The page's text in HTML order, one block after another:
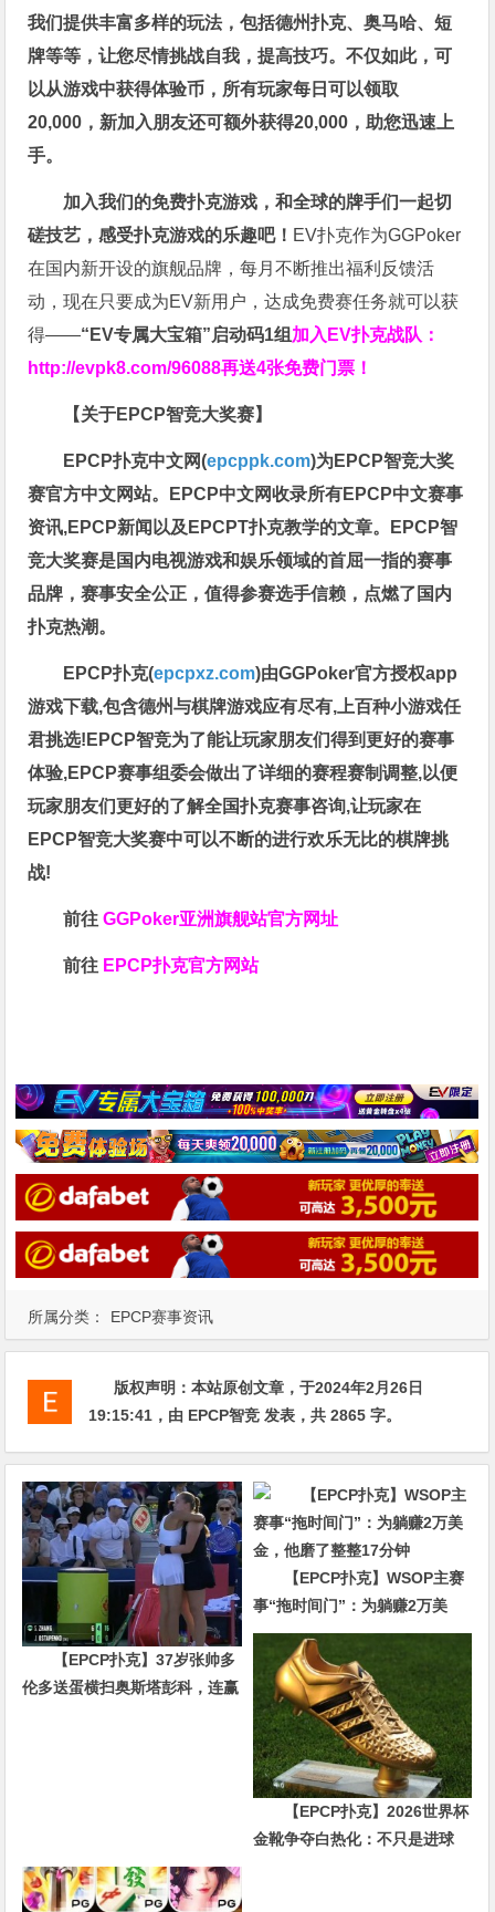
所属分类： EPCP赛事资讯
我们提供丰富多样的玩法，包括德州扑克、奥马哈、短
牌等等，让您尽情挑战自我，提高技巧。不仅如此，可
以从游戏中获得体验币，所有玩家每日可以领取
20,000，新加入朋友还可额外获得20,000，助您迅速上
手。
加入我们的免费扑克游戏，和全球的牌手们一起切
磋技艺，感受扑克游戏的乐趣吧！ EV扑克作为GGPoker
在国内新开设的旗舰品牌，每月不断推出福利反馈活
动，现在只要成为EV新用户，达成免费赛任务就可以获
得——“EV专属大宝箱”启动码1组 加入EV扑克战队：
http://evpk8.com/96088再送4张免费门票！
【关于EPCP智竞大奖赛】
EPCP扑克中文网(epcppk.com)为EPCP智竞大奖
赛官方中文网站。EPCP中文网收录所有EPCP中文赛事
资讯,EPCP新闻以及EPCPT扑克教学的文章。EPCP智
竞大奖赛是国内电视游戏和娱乐领域的首屈一指的赛事
品牌，赛事安全公正，值得参赛选手信赖，点燃了国内
扑克热潮。
EPCP扑克(epcpxz.com)由GGPoker官方授权app
游戏下载,包含德州与棋牌游戏应有尽有,上百种小游戏任
君挑选!EPCP智竞为了能让玩家朋友们得到更好的赛事
体验,EPCP赛事组委会做出了详细的赛程赛制调整,以便
玩家朋友们更好的了解全国扑克赛事咨询,让玩家在
EPCP智竞大奖赛中可以不断的进行欢乐无比的棋牌挑
战!
前往GGPoker亚洲旗舰站官方网址
前往 EPCP扑克官方网站
版权声明：本站原创文章，于2024年2月26日
19:15:41 ，由 EPCP智竞 发表，共 2865 字。
【EPCP扑克】37岁张帅多
伦多送蛋横扫奥斯塔彭科，连赢
【EPCP扑克】WSOP主赛
事“拖时间门”：为躺赚2万美
金，他磨了整整17分钟
【EPCP扑克】2026世界杯
金靴争夺白热化：不只是进球